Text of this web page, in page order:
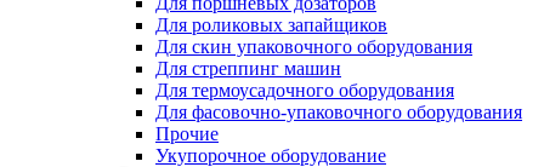
Для роликовых запайщиков
Для скин упаковочного оборудования
Для стреппинг машин
Для термоусадочного оборудования
Для фасовочно-упаковочного оборудования
Прочие
Укупорочное оборудование